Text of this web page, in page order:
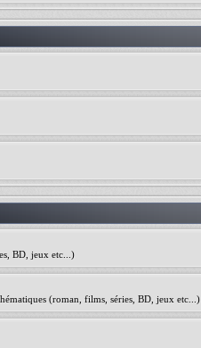
BD, jeux etc...)
(roman, films, séries, BD, jeux etc...)